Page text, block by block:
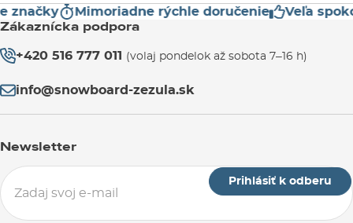
Mimoriadne rýchle doručenie Veľa
Zákaznícka podpora
+420 516 777 011 (volaj pondelok až sobota 7–16 h)
info@snowboard-zezula.sk
Newsletter
Prihlásiť k odberu